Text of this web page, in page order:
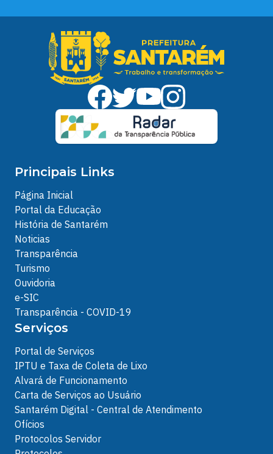
Principais Links
Página Inicial
Portal da Educação
História de Santarém
Noticias
Transparência
Turismo
Ouvidoria
e-SIC
Transparência - COVID-19
Serviços
Portal de Serviços
IPTU e Taxa de Coleta de Lixo
Alvará de Funcionamento
Carta de Serviços ao Usuário
Santarém Digital - Central de Atendimento
Ofícios
Protocolos Servidor